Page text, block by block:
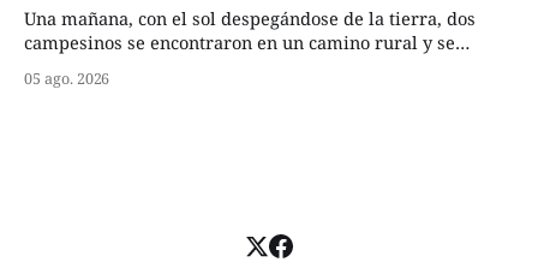
Una mañana, con el sol despegándose de la tierra, dos
campesinos se encontraron en un camino rural y se
remolachas, Manuel? —quiso saber uno. —Eso acabo de
05 ago. 2026